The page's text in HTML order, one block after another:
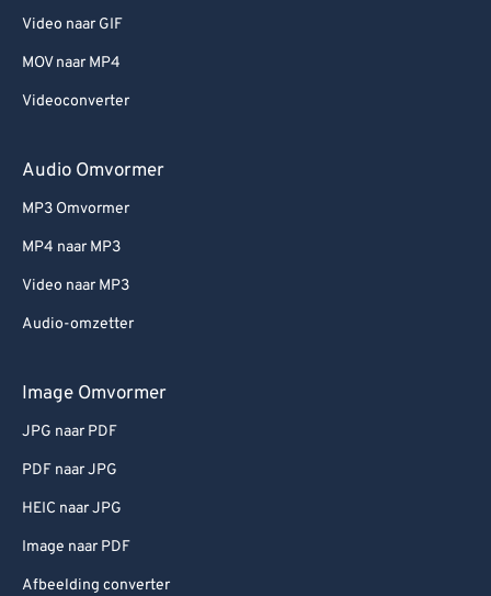
Video naar GIF
MOV naar MP4
Videoconverter
Audio Omvormer
MP3 Omvormer
MP4 naar MP3
Video naar MP3
Audio-omzetter
Image Omvormer
JPG naar PDF
PDF naar JPG
HEIC naar JPG
Image naar PDF
Afbeelding converter